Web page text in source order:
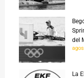
del
La